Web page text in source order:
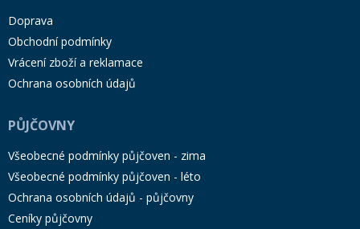
Doprava
Obchodní podmínky
Vrácení zboží a reklamace
Ochrana osobních údajů
PŮJČOVNY
Všeobecné podmínky půjčoven - zima
Všeobecné podmínky půjčoven - léto
Ochrana osobních údajů - půjčovny
Ceníky půjčovny